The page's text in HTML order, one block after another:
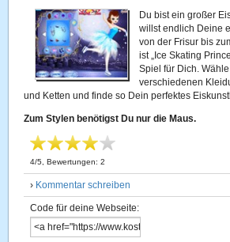
Du bist ein großer
willst endlich Deine
von der Frisur bis
ist „Ice Skating
Spiel für Dich.
verschiedenen
und Ketten und finde so Dein perfektes
Zum Stylen benötigst Du nur die Maus.
4/5 , Bewertungen:2
› Kommentar schreiben
Code für deine Webseite: